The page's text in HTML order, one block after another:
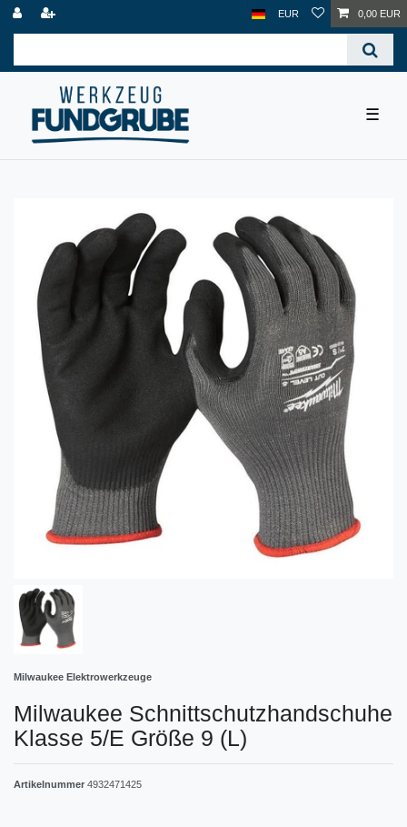
EUR 0,00 EUR
☰
Milwaukee Elektrowerkzeuge
Milwaukee Schnittschutzhandschuhe
Klasse 5/E Größe 9 (L)
Artikelnummer 4932471425